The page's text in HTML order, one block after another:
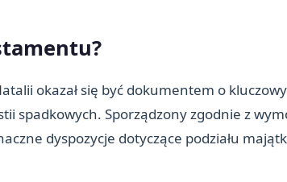
okazał się być dokumentem o
spadkowych. Sporządzony zgodnie z
dyspozycje dotyczące podziału